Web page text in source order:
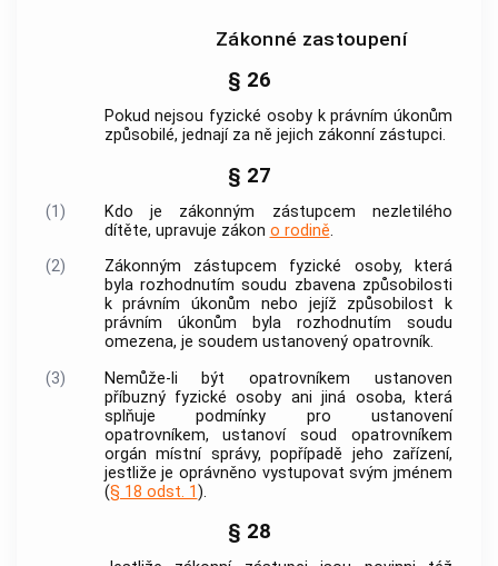
Zákonné zastoupení
§ 26
Pokud nejsou fyzické osoby k právním úkonům
způsobilé, jednají za ně jejich zákonní zástupci.
§ 27
(1) Kdo je zákonným zástupcem nezletilého
dítěte, upravuje zákon o rodině.
(2)
Zákonným zástupcem fyzické osoby, která
byla rozhodnutím soudu zbavena způsobilosti
k právním úkonům nebo jejíž způsobilost k
právním úkonům byla rozhodnutím soudu
omezena, je soudem ustanovený opatrovník.
(3)
Nemůže-li být opatrovníkem ustanoven
příbuzný fyzické osoby ani jiná osoba, která
splňuje podmínky pro ustanovení
opatrovníkem, ustanoví soud opatrovníkem
orgán místní správy, popřípadě jeho zařízení,
jestliže je oprávněno vystupovat svým jménem
(§ 18 odst. 1).
§ 28